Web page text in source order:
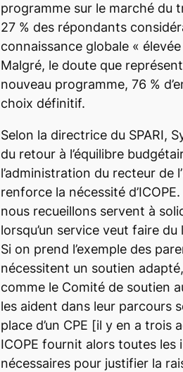
programme sur le marché du
27 % des répondants
connaissance globale «
Malgré, le doute que
nouveau programme, 76 %
choix définitif.
Selon la directrice du SPARI,
du retour à l’équilibre
l’administration du recteur de
renforce la nécessité d’ICOPE.
nous recueillons servent à
lorsqu’un service veut faire du
Si on prend l’exemple des
nécessitent un soutien
comme le Comité de soutien
les aident dans leur parcours
place d’un CPE [il y en a trois
ICOPE fournit alors toutes les
nécessaires pour justifier la